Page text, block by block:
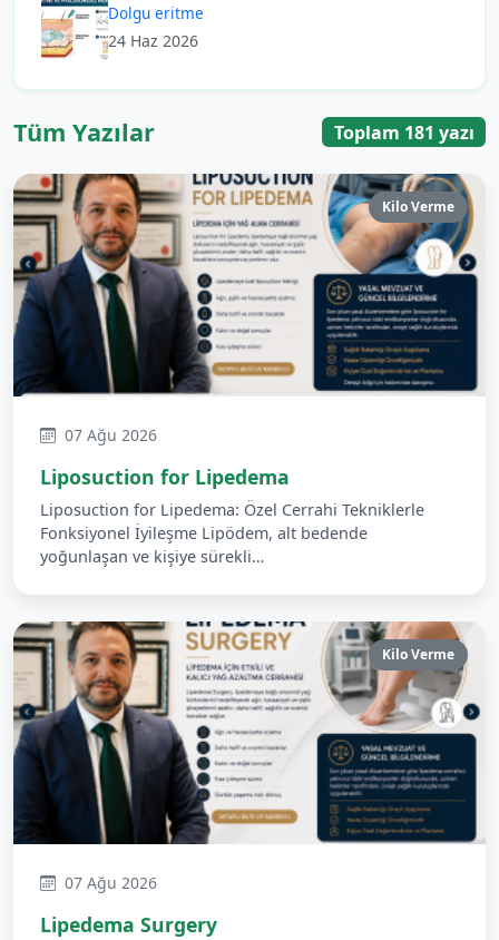
Dolgu eritme
24 Haz 2026
Tüm Yazılar Toplam 181 yazı
Kilo Verme
07 Ağu 2026
Liposuction for Lipedema
Liposuction for Lipedema: Özel Cerrahi Tekniklerle
Fonksiyonel İyileşme Lipödem, alt bedende
yoğunlaşan ve kişiye sürekli…
Kilo Verme
07 Ağu 2026
Lipedema Surgery